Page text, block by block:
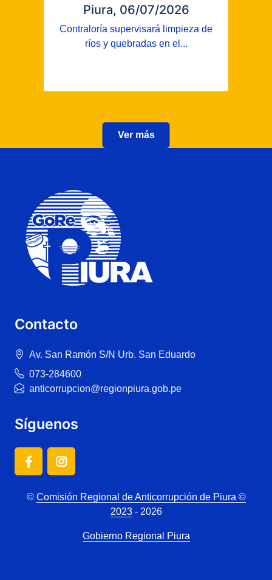
Piura, 06/07/2026
Contraloría supervisará limpieza de
ríos y quebradas en el...
Ver más
Contacto
Av. San Ramón S/N Urb. San Eduardo
073-284600
anticorrupcion@regionpiura.gob.pe
Síguenos
© Comisión Regional de Anticorrupción de Piura ©
2023- 2026
Gobierno Regional Piura